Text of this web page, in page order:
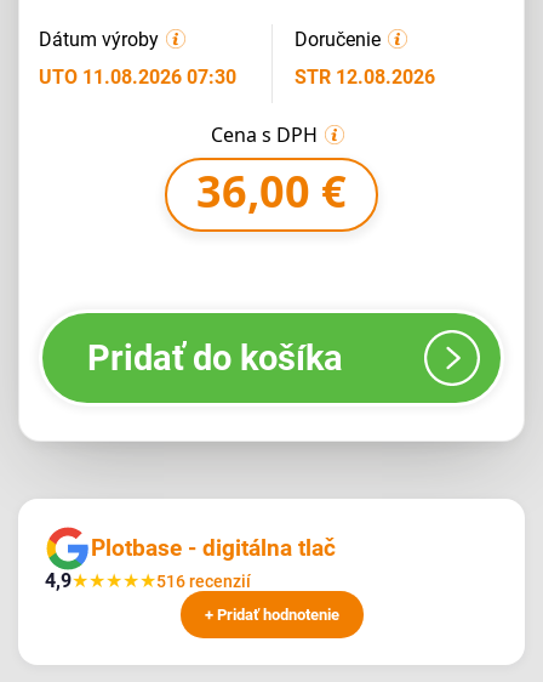
Dátum výroby
UTO 11.08.2026 07:30
Doručenie
STR 12.08.2026
Cena s DPH
36,00 €
Pridať do košíka
Plotbase - digitálna tlač
4,9★★★★★516 recenzií
+ Pridať hodnotenie